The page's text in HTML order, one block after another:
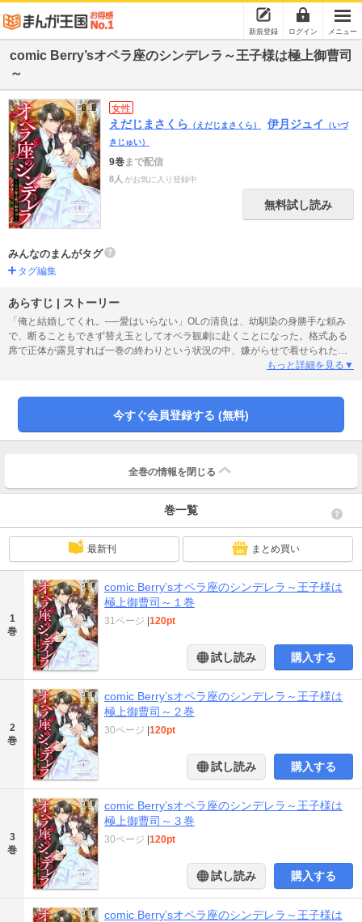
新規登録 ログイン メニュー
comic Berry’sオペラ座のシンデレラ～王子様は極上御曹司
～
女性
えだじまさくら （えだじまさくら） 伊月ジュイ
（いづ
きじゅい）
9巻まで配信
8人 がお気に入り登録中
無料試し読み
みんなのまんがタグ
タグ編集
あらすじ | ストーリー
「俺と結婚してくれ。──愛はいらない」OLの清良は、幼馴染の身勝手な頼み
で、断ることもできず替え玉としてオペラ観劇に赴くことになった。格式ある
席で正体が露見すれば一巻の終わりという状況の中、嫌がらせで着せられたサ
イズの合わないドレスが災いし、意識を失ってしまう。清良が目を覚ますと、
から“絶対に恋をしてはいけない”という条件付きの契約結婚を持ちかけられる。
一夜の過ちの責任を取る、という名目で。甘く絡む視線、触れられるたび乱れ
よ」好きになってはいけない。それなのに、身体を重ねるたび彼の魅力に心を
ます。重複購入にご注意ください)
もっと詳細を見る▼
今すぐ会員登録する (無料)
全巻の情報を 閉じる
巻一覧
最新刊 まとめ買い
1
巻
comic Berry’sオペラ座のシンデレラ～王子様は
極上御曹司～１巻
31ページ |120pt
試し読み 購入する
2
巻
comic Berry’sオペラ座のシンデレラ～王子様は
極上御曹司～２巻
30ページ |120pt
試し読み 購入する
3
巻
comic Berry’sオペラ座のシンデレラ～王子様は
極上御曹司～３巻
30ページ |120pt
試し読み 購入する
comic Berry’sオペラ座のシンデレラ～王子様は